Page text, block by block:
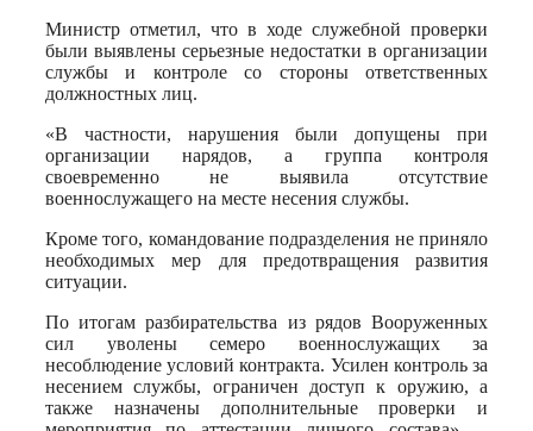
Министр отметил, что в ходе служебной проверки
были выявлены серьезные недостатки в организации
службы и контроле со стороны ответственных
должностных лиц.
«В частности, нарушения были допущены при
организации нарядов, а группа контроля
своевременно не выявила отсутствие
военнослужащего на месте несения службы.
Кроме того, командование подразделения не приняло
необходимых мер для предотвращения развития
ситуации.
По итогам разбирательства из рядов Вооруженных
сил уволены семеро военнослужащих за
несоблюдение условий контракта. Усилен контроль за
несением службы, ограничен доступ к оружию, а
также назначены дополнительные проверки и